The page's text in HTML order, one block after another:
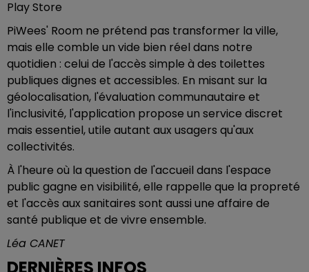
Play Store
PiWees' Room ne prétend pas transformer la ville,
mais elle comble un vide bien réel dans notre
quotidien : celui de l'accès simple à des toilettes
publiques dignes et accessibles. En misant sur la
géolocalisation, l'évaluation communautaire et
l'inclusivité, l'application propose un service discret
mais essentiel, utile autant aux usagers qu'aux
collectivités.
À l'heure où la question de l'accueil dans l'espace
public gagne en visibilité, elle rappelle que la propreté
et l'accès aux sanitaires sont aussi une affaire de
santé publique et de vivre ensemble.
Léa CANET